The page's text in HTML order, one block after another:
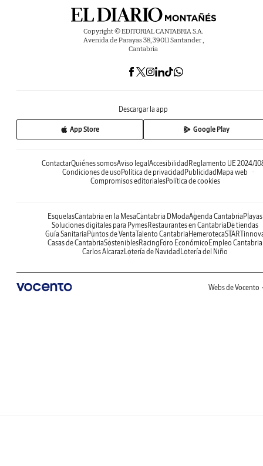
Copyright © EDITORIAL CANTABRIA S.A.
Avenida de Parayas 38, 39011 Santander ,
Cantabria
Descargar la app
App Store Google Play
ContactarQuiénes somosAviso legal Accesibilidad Reglamento UE 2024/
Condiciones de uso Política de privacidad Publicidad Mapa web
Compromisos editorialesPolítica de cookies
EsquelasCantabria en la MesaCantabria DModaAgenda Cantabria Playas
Soluciones digitales para PymesRestaurantes en Cantabria De tiendas
Guía Sanitaria Puntos de VentaTalento Cantabria Hemeroteca
Casas de CantabriaSosteniblesRacing Foro Económico Empleo Cantabria
Carlos Alcaraz Lotería de Navidad Lotería del Niño
Webs de Vocento